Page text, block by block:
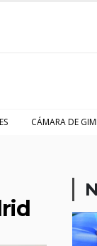
CÁMARA DE